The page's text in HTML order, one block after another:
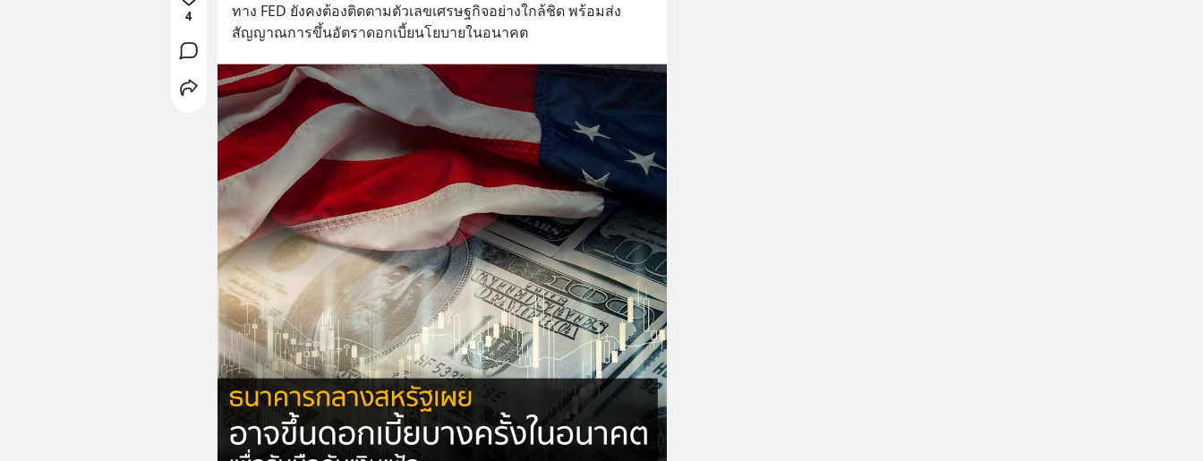
ทาง FED ยังคงต้องติดตามตัวเลขเศรษฐกิจอย่างใกล้ชิด พร้อมส่ง
สัญญาณการขึ้นอัตราดอกเบี้ยนโยบายในอนาคต
4